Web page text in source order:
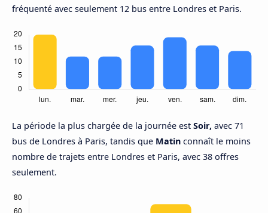
fréquenté avec seulement 12 bus entre Londres et Paris.
La période la plus chargée de la journée est Soir, avec 71
bus de Londres à Paris, tandis que Matin connaît le moins
nombre de trajets entre Londres et Paris, avec 38 offres
seulement.